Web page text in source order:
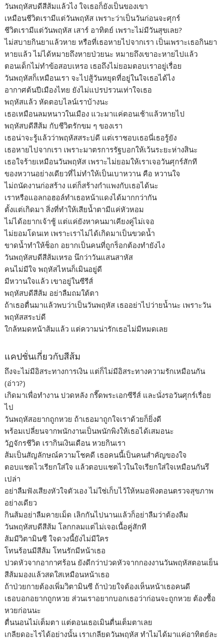
วันพฤหัสบดีสีส้มแล้วไง ใจเธอก็ยังเป็นของเขา
เหมือนชีวิตเรามีแต่วันพฤหัส เพราะว่าเป็นวันก่อนจะศุกร์
ชีวิตเรามีแต่วันพฤหัส เสาร์ อาทิตย์ เพราะไม่มีวันสุขเลย?
ไม่สบายกินยาแล้วหาย หรือที่เธอหายไปจากเรา เป็นเพราะเธอกินยา
หายแล้ว ไม่ได้หมายถึงหายป่วยนะ หมายถึงเขาอะหายไปแล้ว
ตอนเด็กไม่ทำข้อสอบเหรอ เธอถึงไม่ยอมตอบเราอยู่เรื่อย
วันพฤหัสก็เหมือนเรา จะไปสู้วันหยุดที่อยู่ในใจเธอได้ไง
อากาศต้นปีเมืองไทย ยังไม่แปรปรวนเท่าใจเธอ
พฤหัสแล้ว หัดตอบไลน์เราบ้างนะ
เธอเหมือนลมหนาวในเมือง แวะมาแค่ตอนเช้าแล้วหายไป
พฤหัสบดีสีส้ม กับชีวิตรักขม ๆ ของเรา
เธอน่าจะรู้แล้วว่าพฤหัสสระบ่ดี แต่เราชอบเธอนี่เธอรู้ยัง
เธอหายไปจากเรา เพราะมาตรการรัฐบอกให้เว้นระยะห่างสินะ
เธอใจร้ายเหมือนวันพฤหัส เพราะไม่ยอมให้เราเจอวันศุกร์สักที
ของหวานอย่างเดียวที่ไม่ทำให้เป็นเบาหวาน คือ หวานใจ
ไม่ถนัดงานก่อสร้าง แต่ก็สร้างกำแพงกับเธอได้นะ
เราหรือแอลกอฮอล์ทำเธอหน้าแดงได้มากกว่ากัน
ตั้งแต่เกิดมา สิ่งที่ทำให้เสียน้ำตามีแค่หัวหอม
ไม่ได้อยากเจ้าชู้ แต่แค่ยังหาคนมาเคียงคู่ไม่เจอ
ไม่ยอมโดนเท เพราะเราไม่ได้เกิดมาเป็นขวดน้ำ
ขาดน้ำทำให้ช็อก อยากเป็นคนที่ถูกร็อกต้องทำยังไง
วันพฤหัสบดีสีส้มเหรอ นึกว่าวันแสนสาหัส
คนไม่มีใจ พฤหัสไหนก็เมินอยู่ดี
มีหวานใจแล้ว เขาอยู่ในซีรีส์
พฤหัสบดีสีส้ม อย่าลืมถมใต้ตา
ถ้าเธอตื่นมาแล้วพบว่าเป็นวันพฤหัส เธออย่าไปว่ายน้ำนะ เพราะวัน
พฤหัสสระบ่ดี
ใกล้หมดหน้าส้มแล้ว แต่ความน่ารักเธอไม่มีหมดเลย
แคปชั่นเกี่ยวกับสีส้ม
ถึงจะไม่มีอิสระทางการเงิน แต่ก็ไม่มีอิสระทางความรักเหมือนกัน
(อ่าว?)
เกิดมาเพื่อทำงาน ปวดหลัง กรี๊ดพระเอกซีรีส์ และนั่งรอวันศุกร์เรื่อย
ไป
วันพฤหัสอยากถูกหวย ถ้าเธอมาถูกใจเราด้วยก็ยิ่งดี
พร้อมเปลี่ยนจากพนักงานเป็นพนักพิงให้เธอได้เสมอนะ
วัฏจักรชีวิต เรากินเงินเดือน หวยกินเรา
ส้มเป็นสัญลักษณ์ความโชคดี เธอคนนี้เป็นคนสำคัญของใจ
ตอบแชตไวเรียกใส่ใจ แล้วตอบแชตไวในใจเรียกใส่ใจเหมือนกันรึ
เปล่า
อย่าลืมฟังเสียงหัวใจตัวเอง ไม่ใช่เก็บไว้ให้หมอฟังตอนตรวจสุขภาพ
อย่างเดียว
กินส้มอย่าลืมคายเม็ด เลิกกันไปนานแล้วก็อย่าลืมว่าต้องลืม
วันพฤหัสบดีสีส้ม โลกกลมแต่ไม่เจอเนื้อคู่สักที
ส้มมีวิตามินซี ใจดวงนี้ยังไม่มีใคร
โทนร้อนมีสีส้ม โทนรักมีหน้าเธอ
ปวดหัวจากอากาศร้อน ยังดีกว่าปวดหัวจากกองงานวันพฤหัสตอนเย็น
สีส้มมองแล้วสดใสเหมือนหน้าเธอ
ถ้าป่วยกายต้องเพิ่มวิตามินซี ถ้าป่วยใจต้องเห็นหน้าเธอคนดี
เธอบอกอยากถูกหวย ส่วนเราอยากบอกเธอว่าก่อนจะถูกหวย ต้องซื้อ
หวยก่อนนะ
ตื่นนอนไม่เต็มตา แต่ตอนเธอเมินตื่นเต็มตาเลย
เกลียดอะไรได้อย่างนั้น เราเกลียดวันพฤหัส ทำไมได้มาแค่อาทิตย์ละ